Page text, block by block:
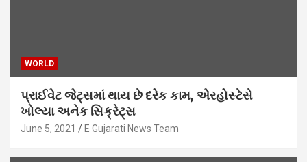
WORLD
પ્રાઈવેટ જેટ્સમાં થાય છે દરેક કામ, એરહોસ્ટેસે
ખોલ્યા અનેક સિક્રેટ્સ
June 5, 2021 E Gujarati News Team